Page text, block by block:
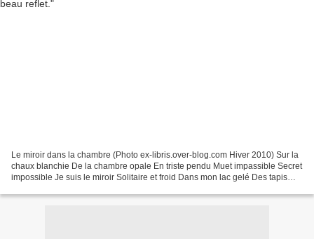
Le miroir dans la chambre (Photo ex-libris.over-blog.com Hiver 2010) Sur la
chaux blanchie De la chambre opale En triste pendu Muet impassible Secret
impossible Je suis le miroir Solitaire et froid Dans mon lac gelé Des tapis